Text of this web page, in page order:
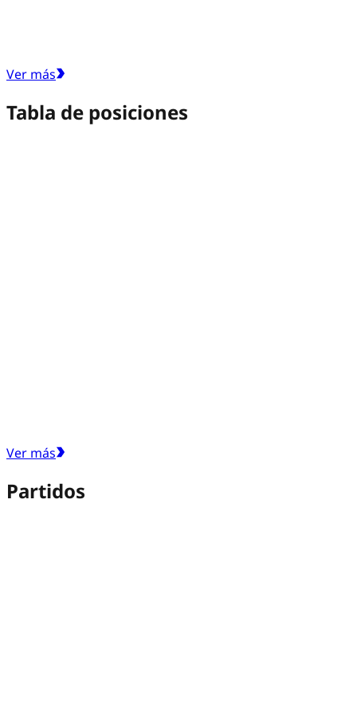
Ver más
Tabla de posiciones
Ver más
Partidos